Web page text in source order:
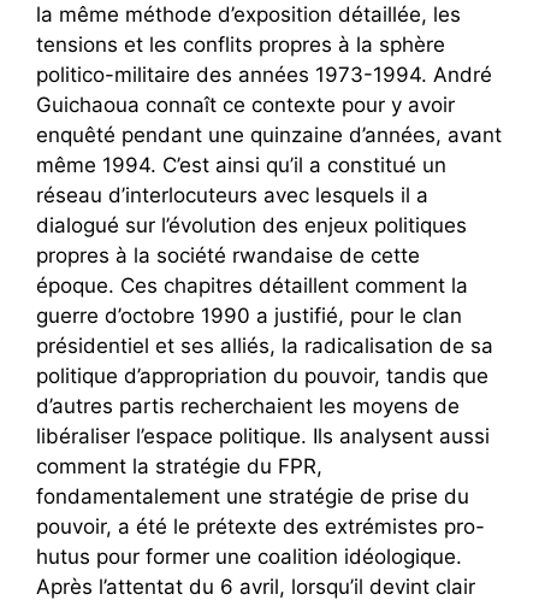
la même méthode d’exposition détaillée, les
tensions et les conflits propres à la sphère
politico-militaire des années 1973-1994. André
Guichaoua connaît ce contexte pour y avoir
enquêté pendant une quinzaine d’années, avant
même 1994. C’est ainsi qu’il a constitué un
réseau d’interlocuteurs avec lesquels il a
dialogué sur l’évolution des enjeux politiques
propres à la société rwandaise de cette
époque. Ces chapitres détaillent comment la
guerre d’octobre 1990 a justifié, pour le clan
présidentiel et ses alliés, la radicalisation de sa
politique d’appropriation du pouvoir, tandis que
d’autres partis recherchaient les moyens de
libéraliser l’espace politique. Ils analysent aussi
comment la stratégie du FPR,
fondamentalement une stratégie de prise du
pouvoir, a été le prétexte des extrémistes pro-
hutus pour former une coalition idéologique.
Après l’attentat du 6 avril, lorsqu’il devint clair